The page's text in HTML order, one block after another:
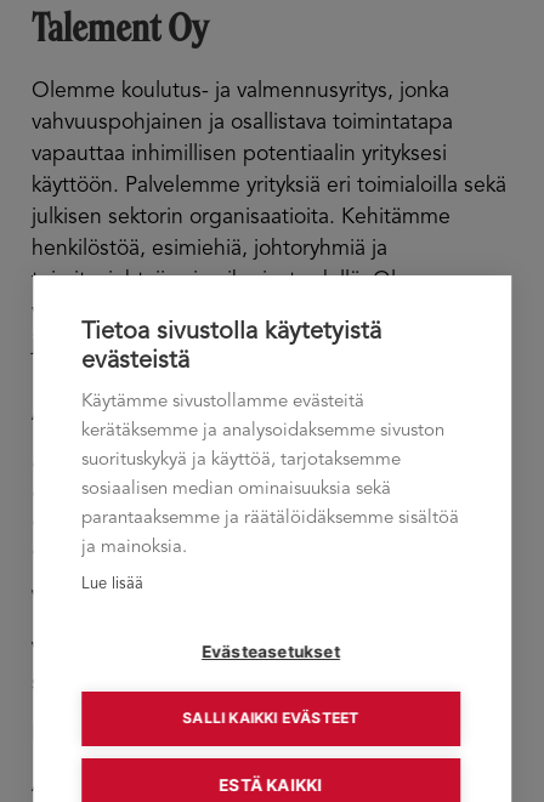
Talement Oy
Olemme koulutus- ja valmennusyritys, jonka
vahvuuspohjainen ja osallistava toimintatapa
vapauttaa inhimillisen potentiaalin yrityksesi
käyttöön. Palvelemme yrityksiä eri toimialoilla sekä
julkisen sektorin organisaatioita. Kehitämme
henkilöstöä, esimiehiä, johtoryhmiä ja
toimitusjohtajia aina ihmiset edellä. Olemme
vahvuuspohjaisen ja osallistavan esimies- ja
johtamiskoulutuksen kokenut asiantuntija.
Arvomme
Osallistaminen
Kohtaaminen ja arvostus
Jalat maassa
Asiakas yksilönä
Vahvuusajattelu on pysyvä voimavara
suomalaisessa työelämässä
Autamme yrityksiä menestymään kehittämällä
Tietoa sivustolla käytetyistä
evästeistä
Käytämme sivustollamme evästeitä
kerätäksemme ja analysoidaksemme sivuston
suorituskykyä ja käyttöä, tarjotaksemme
sosiaalisen median ominaisuuksia sekä
parantaaksemme ja räätälöidäksemme sisältöä
ja mainoksia.
Lue lisää
Evästeasetukset
SALLI KAIKKI EVÄSTEET
ESTÄ KAIKKI